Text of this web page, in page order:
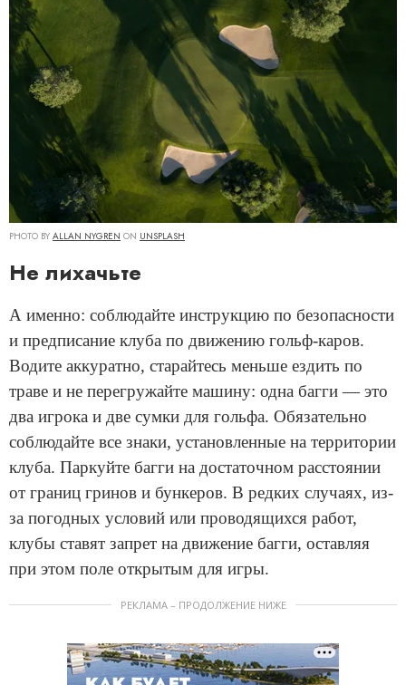
PHOTO BY ALLAN NYGREN ON UNSPLASH
Не лихачьте
А именно: соблюдайте инструкцию по безопасности
и предписание клуба по движению гольф-каров.
Водите аккуратно, старайтесь меньше ездить по
траве и не перегружайте машину: одна багги — это
два игрока и две сумки для гольфа. Обязательно
соблюдайте все знаки, установленные на территории
клуба. Паркуйте багги на достаточном расстоянии
от границ гринов и бункеров. В редких случаях, из-
за погодных условий или проводящихся работ,
клубы ставят запрет на движение багги, оставляя
при этом поле открытым для игры.
РЕКЛАМА – ПРОДОЛЖЕНИЕ НИЖЕ